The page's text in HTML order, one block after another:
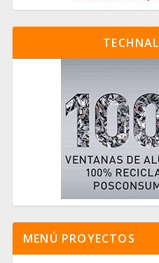
TECHNAL
MENÚ PROYECTOS